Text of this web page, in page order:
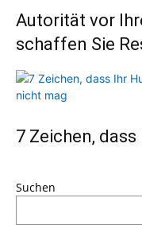
Autorität vor
schaffen Sie
7 Zeichen,
Suchen